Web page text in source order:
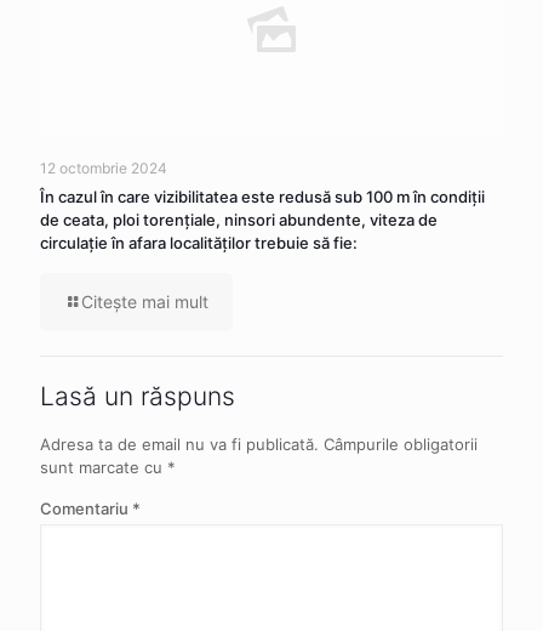
12 octombrie 2024
În cazul în care vizibilitatea este redusă sub 100 m în condiţii
de ceata, ploi torenţiale, ninsori abundente, viteza de
circulaţie în afara localităţilor trebuie să fie:
Citeşte mai mult
Lasă un răspuns
Adresa ta de email nu va fi publicată. Câmpurile obligatorii
sunt marcate cu *
Comentariu *